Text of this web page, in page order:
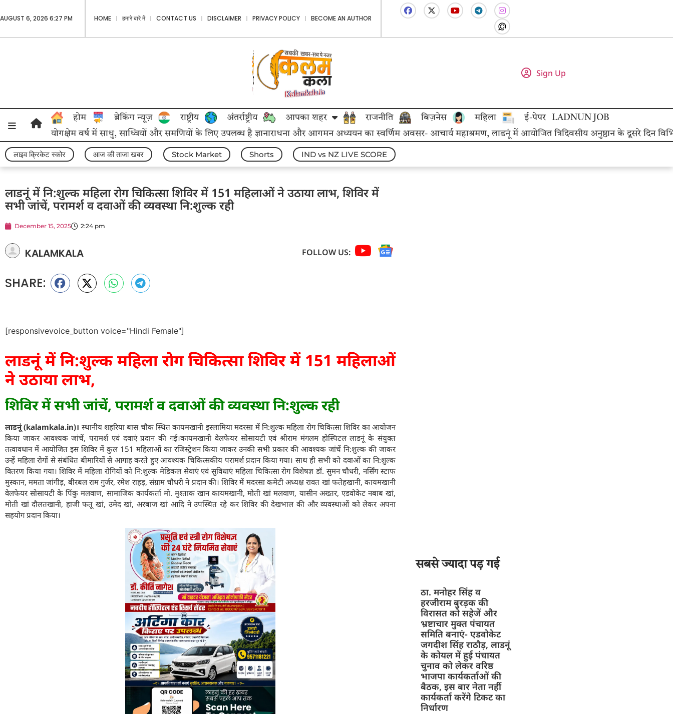
AUGUST 6, 2026 6:27 PM HOME हमारे बारे में CONTACT US DISCLAIMER PRIVACY POLICY BECOME AN AUTHOR
Sign Up
होम ब्रेकिंग न्यूज़ राष्ट्रीय अंतर्राष्ट्रीय आपका शहर राजनीति बिज़नेस महिला ई-पेपर
LADNUN JOB
योगक्षेम वर्ष में साधु, साध्वियों और समणियों के लिए उपलब्ध है ज्ञानाराधना और आगमन अध्ययन का स्वर्णिम अवसर- आचार्य महाश्रमण, लाडनूं में आयोजित त्रिदिवसीय अनुष्ठान के दूसरे दिन
लाइव क्रिकेट स्कोर आज की ताजा खबर Stock Market Shorts IND vs NZ LIVE SCORE
लाडनूं में नि:शुल्क महिला रोग चिकित्सा शिविर में 151 महिलाओं ने उठाया लाभ, शिविर में
सभी जांचें, परामर्श व दवाओं की व्यवस्था नि:शुल्क रही
December 15, 2025 2:24 pm
KALAMKALA FOLLOW US:
SHARE:
[responsivevoice_button voice="Hindi Female"]
लाडनूं में नि:शुल्क महिला रोग चिकित्सा शिविर में 151 महिलाओं
ने उठाया लाभ,
शिविर में सभी जांचें, परामर्श व दवाओं की व्यवस्था नि:शुल्क रही
लाडनूं (kalamkala.in)। स्थानीय शहरिया बास चौक स्थित कायमखानी इस्लामिया मदरसा में नि:शुल्क महिला रोग चिकित्सा शिविर का आयोजन
किया जाकर आवश्यक जांचें, परामर्श एवं दवाएं प्रदान की गई।कायमखानी वेलफेयर सोसायटी एवं श्रीराम मंगलम होस्पिटल लाडनूं के संयुक्त
तत्वावधान में आयोजित इस शिविर में कुल 151 महिलाओं का रजिस्ट्रेशन किया जाकर उनकी सभी प्रकार की आवश्यक जांचें नि:शुल्क की जाकर
उन्हें महिला रोगों से संबंधित बीमारियों से आगाह करते हुए आवश्यक चिकित्सकीय परामर्श प्रदान किया गया। साथ ही सभी को दवाओं का नि:शुल्क
वितरण किया गया। शिविर में महिला रोगियों को नि:शुल्क मेडिकल सेवाएं एवं सुविधाएं महिला चिकित्सा रोग विशेषज्ञ डॉ. सुमन चौधरी, नर्सिंग स्टाफ
मुस्कान, ममता जांगीड़, बीरबल राम गुर्जर, रमेश राहड़, संग्राम चौधरी ने प्रदान की। शिविर में मदरसा कमेटी अध्यक्ष रावत खां फतेहखानी, कायमखानी
वेलफेयर सोसायटी के पिंकु मलवाण, सामाजिक कार्यकर्ता मो. मुश्ताक खान कायमखानी, मोती खां मलवाण, यासीन अख्तर, एडवोकेट नबाब खां,
मोती खां दौलतखानी, हाजी फतू खां, उमेद खां, अरबाज खां आदि ने उपस्थित रहे कर शिविर की देखभाल की और व्यवस्थाओं को लेकर अपना
सहयोग प्रदान किया।
सबसे ज्यादा पड़ गई
ठा. मनोहर सिंह व
हरजीराम बुरड़क की
विरासत को सहेजें और
भ्रष्टाचार मुक्त पंचायत
समिति बनाएं- एडवोकेट
जगदीश सिंह राठौड़, लाडनूं
के कोयल में हुई पंचायत
चुनाव को लेकर वरिष्ठ
भाजपा कार्यकर्ताओं की
बैठक, इस बार नेता नहीं
कार्यकर्ता करेंगे टिकट का
निर्धारण